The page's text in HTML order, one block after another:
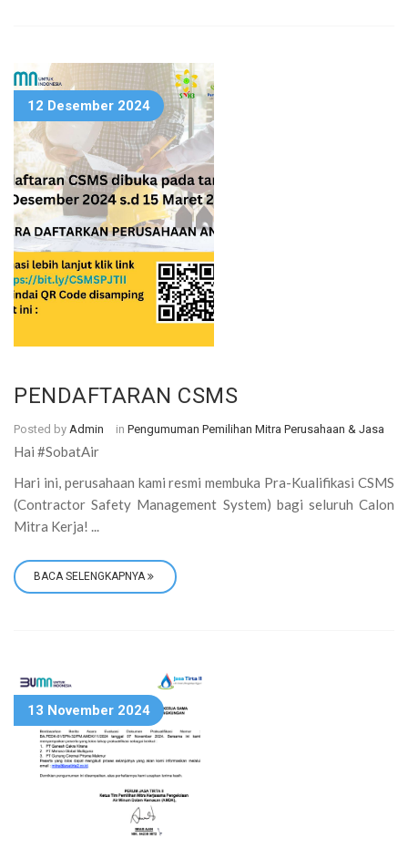
12 Desember 2024
PENDAFTARAN CSMS
Posted by Admin in Pengumuman Pemilihan Mitra Perusahaan & Jasa
Hai #SobatAir
Hari ini, perusahaan kami resmi membuka Pra-Kualifikasi CSMS
(Contractor Safety Management System) bagi seluruh Calon
Mitra Kerja! ...
BACA SELENGKAPNYA
13 November 2024